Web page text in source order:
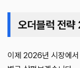
오더블럭 전
이제 2026년 시장에서